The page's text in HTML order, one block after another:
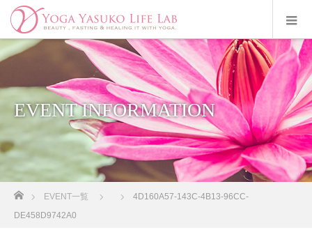
EVENT INFORMATION
EVENT一覧
4D160A57-143C-4B13-96CC-
DE458D9742A0